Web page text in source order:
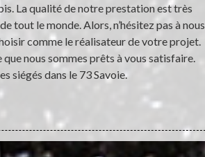
La qualité de notre prestation est très
tout le monde. Alors, n’hésitez pas à nous
comme le réalisateur de votre projet.
nous sommes prêts à vous satisfaire.
siégés dans le 73 Savoie.